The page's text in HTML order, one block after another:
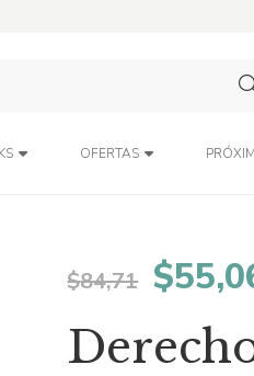
OFERTAS
$84,71 El
$